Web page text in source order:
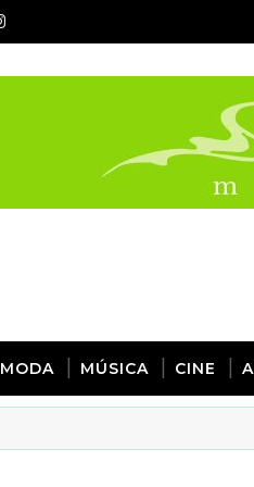
MODA MÚSICA CINE